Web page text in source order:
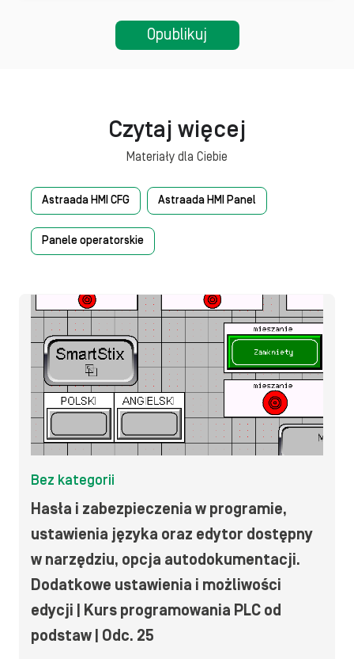
Czytaj więcej
Materiały dla Ciebie
Astraada HMI CFG Astraada HMI Panel
Panele operatorskie
Bez kategorii
Hasła i zabezpieczenia w programie,
ustawienia języka oraz edytor dostępny
w narzędziu, opcja autodokumentacji.
Dodatkowe ustawienia i możliwości
edycji | Kurs programowania PLC od
podstaw | Odc. 25